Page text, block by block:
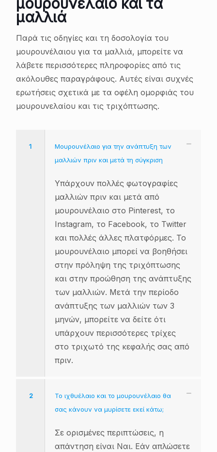
μαλλιά
Παρά τις οδηγίες και τη δοσολογία του
μουρουνέλαιου για τα μαλλιά, μπορείτε να
λάβετε περισσότερες πληροφορίες από τις
ακόλουθες παραγράφους. Αυτές είναι συχνές
ερωτήσεις σχετικά με τα οφέλη ομορφιάς του
μουρουνελαίου και τις τριχόπτωσης.
1
Μουρουνέλαιο για την ανάπτυξη των
μαλλιών πριν και μετά τη σύγκριση
Υπάρχουν πολλές φωτογραφίες
μαλλιών πριν και μετά από
μουρουνέλαιο στο Pinterest, το
Instagram, το Facebook, το Twitter
και πολλές άλλες πλατφόρμες. Το
μουρουνέλαιο μπορεί να βοηθήσει
στην πρόληψη της τριχόπτωσης
και στην προώθηση της ανάπτυξης
των μαλλιών. Μετά την περίοδο
ανάπτυξης των μαλλιών των 3
μηνών, μπορείτε να δείτε ότι
υπάρχουν περισσότερες τρίχες
στο τριχωτό της κεφαλής σας από
πριν.
2
Το ιχθυέλαιο και το μουρουνέλαιο θα
σας κάνουν να μυρίσετε εκεί κάτω;
Σε ορισμένες περιπτώσεις, η
απάντηση είναι Ναι. Εάν απλώσετε